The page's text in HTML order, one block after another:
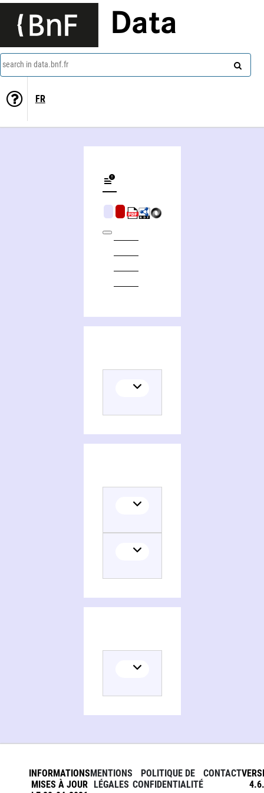
Data
search in data.bnf.fr
FR
INFORMATIONS
MISES À JOUR
MENTIONS
LÉGALES
POLITIQUE DE
CONFIDENTIALITÉ
CONTACT